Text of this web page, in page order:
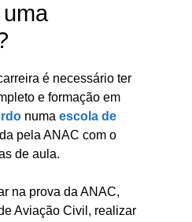
é necessário ter
e formação em
numa escola de
pela ANAC com o
de aula.
na prova da ANAC,
Aviação Civil, realizar